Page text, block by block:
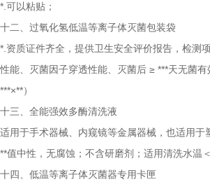
*.可以粘贴；
十二、过氧化氢低温等离子体灭菌包装袋
*.资质证件齐全，提供卫生安全评价报告，检测
性能、灭菌因子穿透性能、灭菌后 ≥ ***天无菌
***×**）
十三、全能强效多酶清洗液
适用于手术器械、内窥镜等金属器械，也适用
**值中性，无腐蚀；不含研磨剂；适用清洗水
十四、低温等离子体灭菌器专用卡匣